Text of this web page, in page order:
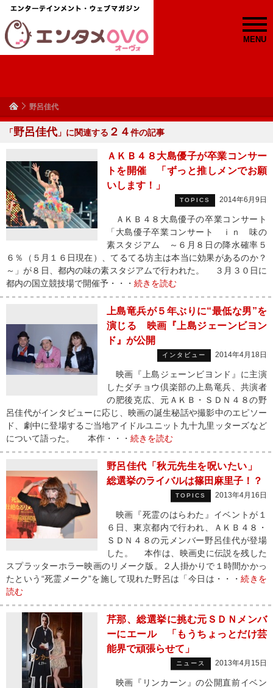
MENU
野呂佳代
「野呂佳代 」に関連する ２４件の記事
ＡＫＢ４８大島優子が卒業コンサー
トを開催 「ずっと推しメンでお願
いします！」
TOPICS 2014年6月9日
ＡＫＢ４８大島優子の卒業コンサート
「大島優子卒業コンサート ｉｎ 味の
素スタジアム ～６月８日の降水確率５
６％（５月１６日現在）、てるてる坊主は本当に効果があるのか？
～」が８日、都内の味の素スタジアムで行われた。 ３月３０日に
都内の国立競技場で開催予・・・ 続きを読む
上島竜兵が５年ぶりに“最低な男”を
演じる 映画『上島ジェーンビヨン
ド』が公開
インタビュー 2014年4月18日
映画『上島ジェーンビヨンド』に主演
したダチョウ倶楽部の上島竜兵、共演者
の肥後克広、元ＡＫＢ・ＳＤＮ４８の野
呂佳代がインタビューに応じ、映画の誕生秘話や撮影中のエピソー
ド、劇中に登場するご当地アイドルユニット九十九里ッターズなど
について語った。 本作・・・ 続きを読む
野呂佳代「秋元先生を呪いたい」
総選挙のライバルは篠田麻里子！？
TOPICS 2013年4月16日
映画『死霊のはらわた』イベントが１
６日、東京都内で行われ、ＡＫＢ４８・
ＳＤＮ４８の元メンバー野呂佳代が登場
した。 本作は、映画史に伝説を残した
スプラッターホラー映画のリメーク版。２人掛かりで１時間かかっ
たという“死霊メーク”を施して現れた野呂は「今日は・・・続きを
読む
芹那、総選挙に挑む元ＳＤＮメンバ
ーにエール 「もうちょっとだけ芸
能界で頑張らせて」
ニュース 2013年4月15日
映画『リンカーン』の公開直前イベン